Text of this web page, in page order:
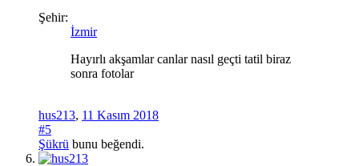
Şehir:
İzmir
Hayırlı akşamlar canlar nasıl geçti tatil biraz
sonra fotolar
hus213, 11 Kasım 2018
#5
Şükrü bunu beğendi.